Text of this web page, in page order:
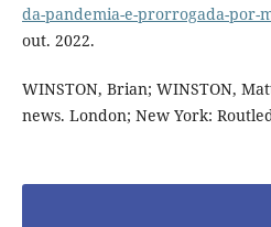
da-pandemia-e-prorrogada-por-
out. 2022.
WINSTON, Brian; WINSTON,
news. London; New York: